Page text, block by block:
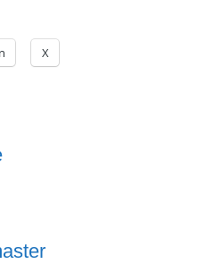
fait de creux et de
doubles
X